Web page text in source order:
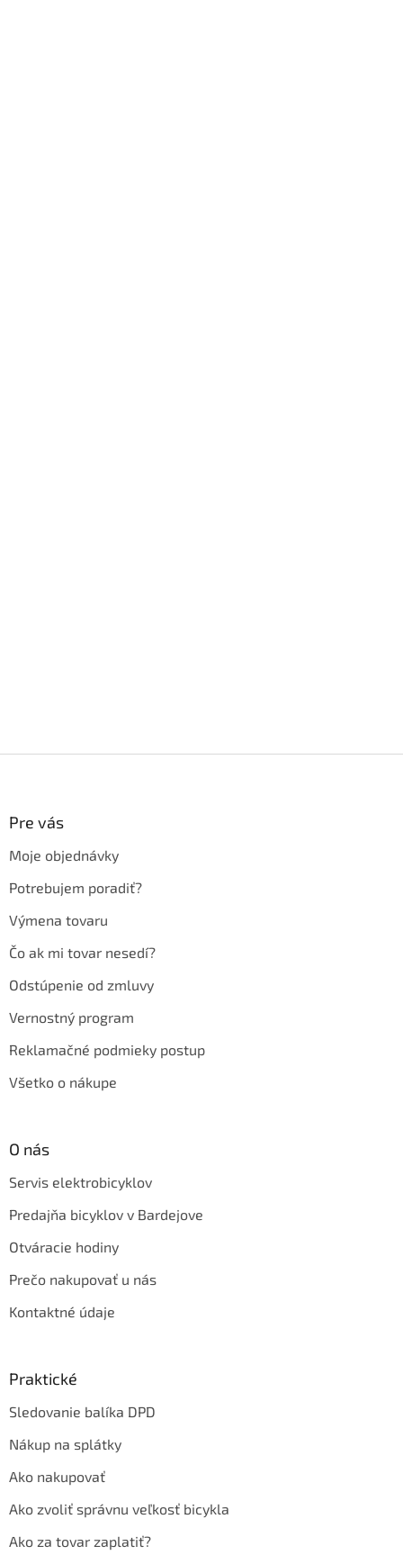
Pre vás
Moje objednávky
Potrebujem poradiť?
Výmena tovaru
Čo ak mi tovar nesedí?
Odstúpenie od zmluvy
Vernostný program
Reklamačné podmieky postup
Všetko o nákupe
O nás
Servis elektrobicyklov
Predajňa bicyklov v Bardejove
Otváracie hodiny
Prečo nakupovať u nás
Kontaktné údaje
Praktické
Sledovanie balíka DPD
Nákup na splátky
Ako nakupovať
Ako zvoliť správnu veľkosť bicykla
Ako za tovar zaplatiť?